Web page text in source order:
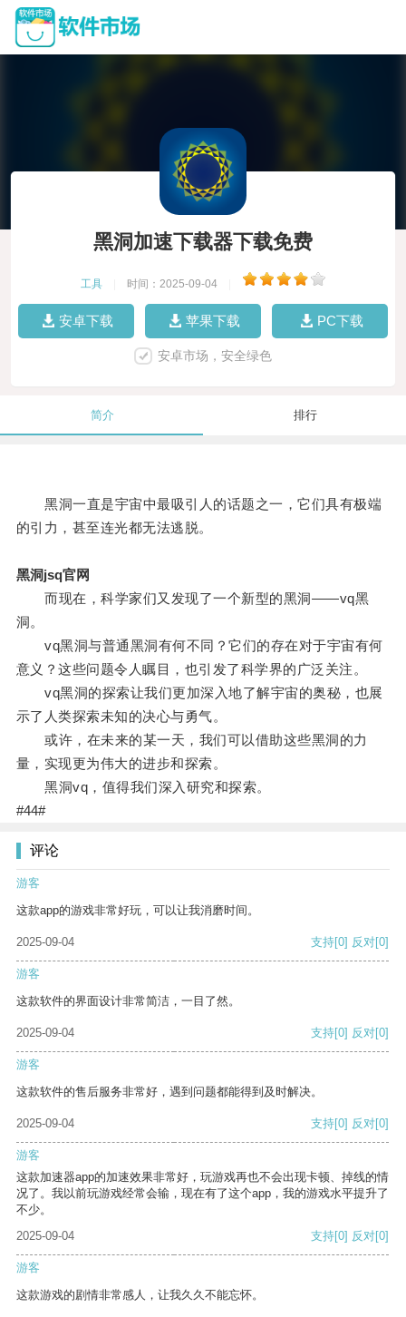
黑洞加速下载器下载免费
工具 时间：2025-09-04
安卓下载 苹果下载 PC下载
安卓市场，安全绿色
简介 排行
黑洞一直是宇宙中最吸引人的话题之一，它们具有极端
的引力，甚至连光都无法逃脱。
黑洞jsq官网
而现在，科学家们又发现了一个新型的黑洞——vq黑
洞。
vq黑洞与普通黑洞有何不同？它们的存在对于宇宙有何
意义？这些问题令人瞩目，也引发了科学界的广泛关注。
vq黑洞的探索让我们更加深入地了解宇宙的奥秘，也展
示了人类探索未知的决心与勇气。
或许，在未来的某一天，我们可以借助这些黑洞的力
量，实现更为伟大的进步和探索。
黑洞vq，值得我们深入研究和探索。
#44#
评论
游客
这款app的游戏非常好玩，可以让我消磨时间。
2025-09-04 支持[0] 反对[0]
游客
这款软件的界面设计非常简洁，一目了然。
2025-09-04 支持[0] 反对[0]
游客
这款软件的售后服务非常好，遇到问题都能得到及时解决。
2025-09-04 支持[0] 反对[0]
游客
这款加速器app的加速效果非常好，玩游戏再也不会出现卡顿、掉线的情
况了。我以前玩游戏经常会输，现在有了这个app，我的游戏水平提升了
不少。
2025-09-04
支持[0] 反对[0]
游客
这款游戏的剧情非常感人，让我久久不能忘怀。